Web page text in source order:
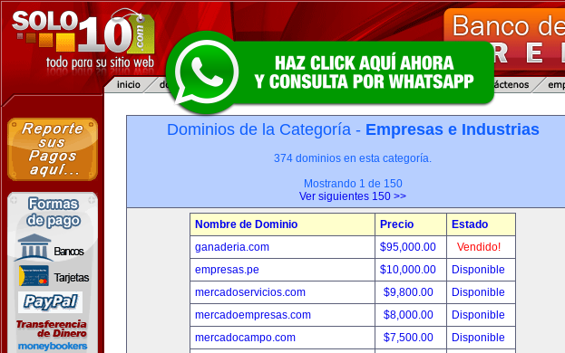
Dominios de la Categoría - Empresas e Industrias
374 dominios en esta categoría.
Mostrando 1 de 150
Ver siguientes 150 >>
Nombre de Dominio Precio
Estado
ganaderia.com
$95,000.00
Vendido!
empresas.pe
$10,000.00
Disponible
mercadoservicios.com
$9,800.00
Disponible
mercadoempresas.com
$8,000.00
Disponible
mercadocampo.com
$7,500.00
Disponible